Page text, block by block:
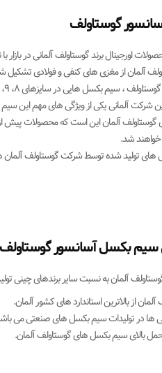
گوستاولف
اورجینال برند گوستاولف آلمانی در
مغزی های کنفی و فولادی تشکیل شده اند و معمولا
هایی در سایزهای ۸، ۹، ۱۰ و ۱۱ میلی متری می باشد.
آلمانی یکی از ویژگی های مهم این سیم
آلمان این است که محصولات پیش از
شد.
تولید شده توسط شرکت گوستاولف آلمان
سیم بکسل آسانسور
آلمان به نسبت سایر برندهای چینی
از بالاترین استاندارد های کشور آلمان.
ها در تولیدات سیم بکسل های صنعتی می
بالای سیم بکسل های گوستاولف آلمان.